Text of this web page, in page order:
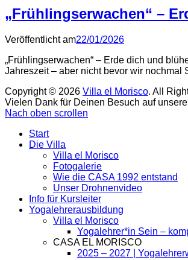
„Frühlingserwachen“ –
Veröffentlicht am22/01/2026
„Frühlingserwachen“ – Erde dich und
Jahreszeit – aber nicht bevor wir nochmal
Copyright © 2026 Villa el Morisco. All
Vielen Dank für Deinen Besuch auf
Nach oben scrollen
Start
Die Villa
Villa el Morisco
Fotogalerie
Wie die CASA 1992 entstand
Unser Drohnenvideo
Info für Kursleiter
Yogalehrerausbildung
Villa el Morisco
Yogalehrer*in Sein –
CASA EL MORISCO
2025 – 2027 |